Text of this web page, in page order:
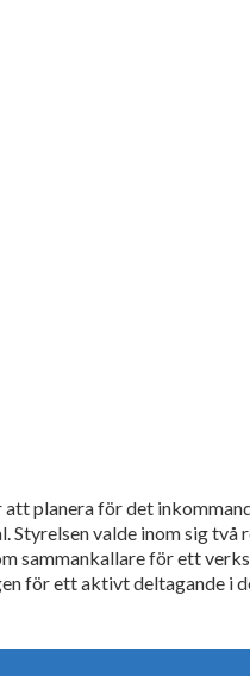
planera för det
Styrelsen valde inom sig
sammankallare för ett
för ett aktivt deltagande i